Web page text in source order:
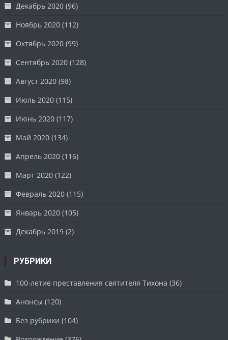
Декабрь 2020 (96)
Ноябрь 2020 (112)
Октябрь 2020 (99)
Сентябрь 2020 (128)
Август 2020 (98)
Июль 2020 (115)
Июнь 2020 (117)
Май 2020 (134)
Апрель 2020 (116)
Март 2020 (122)
Февраль 2020 (115)
Январь 2020 (105)
Декабрь 2019 (2)
РУБРИКИ
100-летие преставления святителя Тихона (36)
Анонсы (120)
Без рубрики (104)